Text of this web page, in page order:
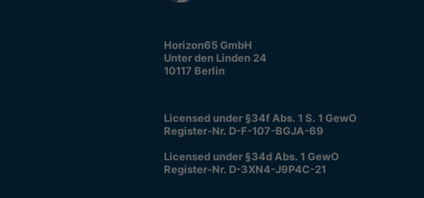
Horizon65 GmbH
Unter den Linden 24
10117 Berlin
Licensed under §34f Abs. 1 S. 1 GewO
Register-Nr. D-F-107-BGJA-69
Licensed under §34d Abs. 1 GewO
Register-Nr. D-3XN4-J9P4C-21